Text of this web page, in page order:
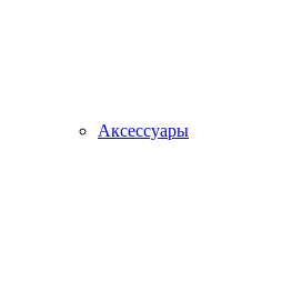
Аксессуары